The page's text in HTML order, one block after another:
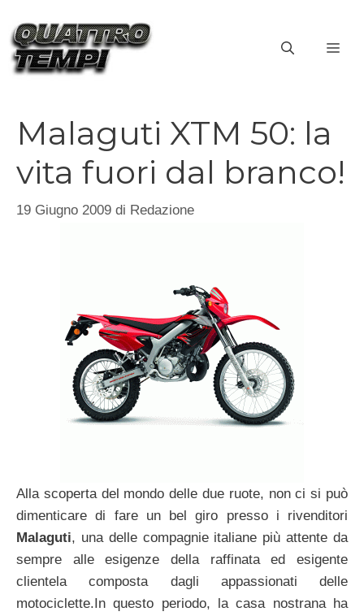
contenuto
Malaguti XTM 50: la
vita fuori dal branco!
19 Giugno 2009 di Redazione
Alla scoperta del mondo delle due ruote, non ci si può
dimenticare di fare un bel giro presso i rivenditori
Malaguti, una delle compagnie italiane più attente da
sempre alle esigenze della raffinata ed esigente
clientela composta dagli appassionati delle
motociclette.In questo periodo, la casa nostrana ha